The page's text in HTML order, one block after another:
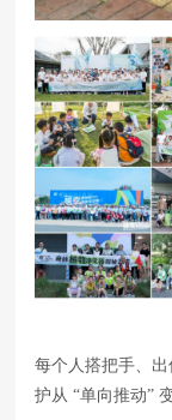
每个人搭把手、出
护从 “单向推动”